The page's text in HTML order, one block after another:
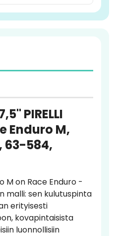
PIRELLI
Enduro M,
63-584,
M on Race Enduro -
malli: sen kulutuspinta
erityisesti
kovapintaisista
luonnollisiin